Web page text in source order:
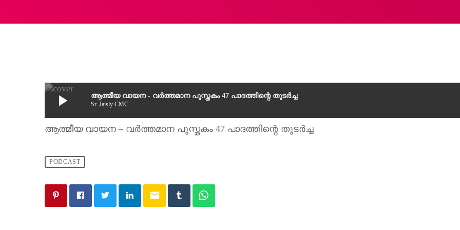
play_arrow ആത്മീയ വായന - വർത്തമാന പുസ്തകം 47 പാദത്തിന്റെ തുടർച്ച
Sr. Jaisly CMC
ആത്മീയ വായന – വർത്തമാന പുസ്തകം 47 പാദത്തിന്റെ തുടർച്ച
PODCAST
email